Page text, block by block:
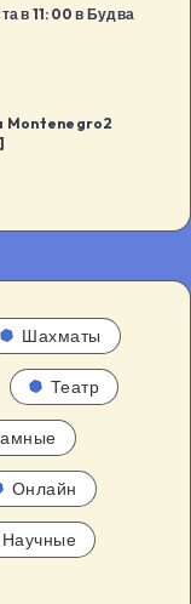
в 11:00 в Будва
Montenegro2
Шахматы
Театр
Онлайн
Научные